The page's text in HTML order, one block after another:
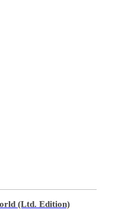
(Ltd. Edition)